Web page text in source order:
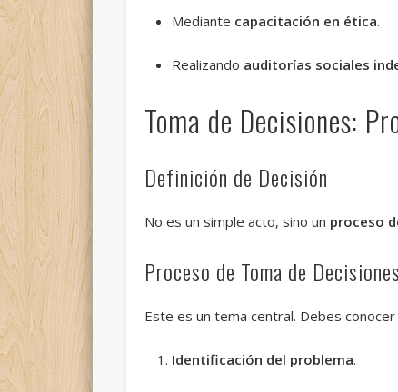
Mediante capacitación en ética.
Realizando auditorías sociales
Toma de Decisiones:
Definición de Decisión
No es un simple acto, sino un proceso
Proceso de Toma de
Este es un tema central. Debes conocer
Identificación del problema.